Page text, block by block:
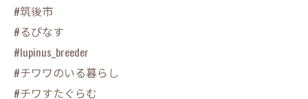
#筑後市
#るぴなす
#lupinus_breeder
#チワワのいる暮らし
#チワすたぐらむ